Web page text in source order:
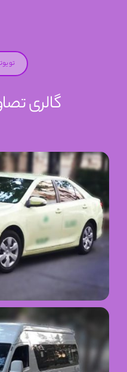
گالری